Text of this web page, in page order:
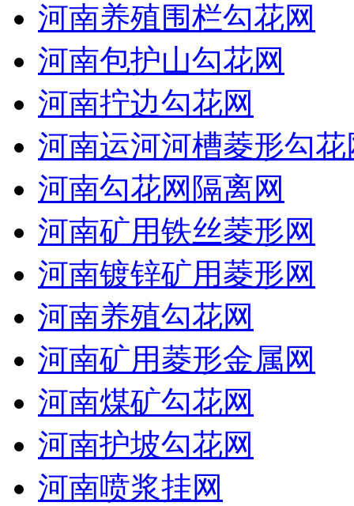
河南养殖围栏勾花网
河南包护山勾花网
河南拧边勾花网
河南运河河槽菱形勾花
河南勾花网隔离网
河南矿用铁丝菱形网
河南镀锌矿用菱形网
河南养殖勾花网
河南矿用菱形金属网
河南煤矿勾花网
河南护坡勾花网
河南喷浆挂网